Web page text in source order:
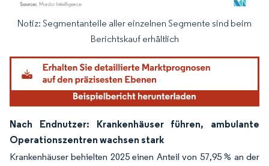
Bild © Mordor Intelligence. Wiederverwendung erfordert Namensnennung
Notiz: Segmentanteile aller einzelnen Segmente sind beim
Berichtskauf erhältlich
Nach Endnutzer: Krankenhäuser führen, ambulante
Operationszentren wachsen stark
Krankenhäuser behielten 2025 einen Anteil von 57,95 % an der